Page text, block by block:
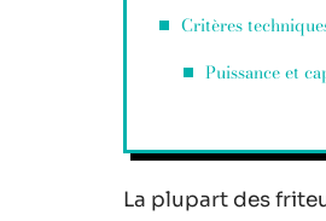
Critères
Puissance et
La plupart des